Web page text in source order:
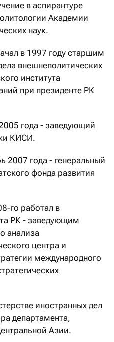
в аспирантуре
Академии
наук.
в 1997 году старшим
внешнеполитических
института
при президенте РК
года - заведующий
КИСИ.
2007 года - генеральный
фонда развития
го работал в
РК - заведующим
анализа
центра и
международного
иностранных дел
департамента,
Азии.